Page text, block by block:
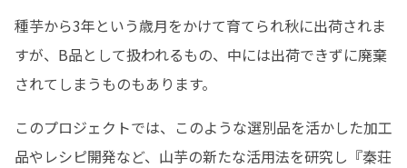
種芋から3年という歳月をかけて育てられ秋に出荷されま
すが、B品として扱われるもの、中には出荷できずに廃棄
されてしまうものもあります。
このプロジェクトでは、このような選別品を活かした加工
品やレシピ開発など、山芋の新たな活用法を研究し『秦荘